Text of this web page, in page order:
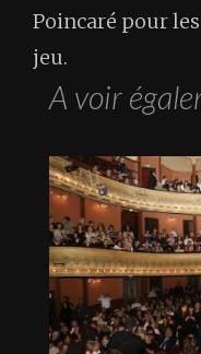
Poincaré pour
jeu.
A voir